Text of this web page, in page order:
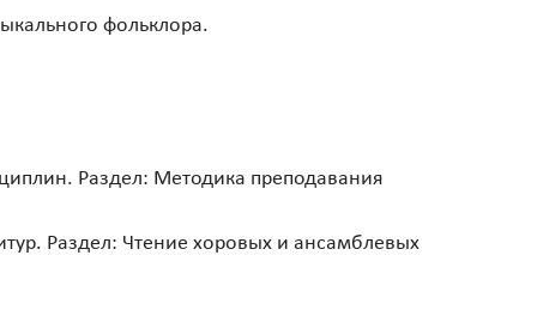
фольклора.
Раздел: Методика преподавания
Раздел: Чтение хоровых и ансамблевых